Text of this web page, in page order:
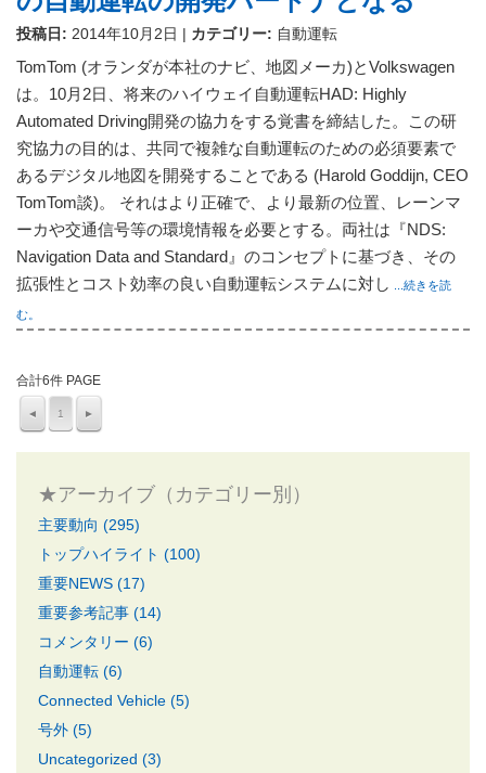
投稿日: 2014年10月2日 | カテゴリー: 自動運転
TomTom (オランダが本社のナビ、地図メーカ)とVolkswagen
は。10月2日、将来のハイウェイ自動運転HAD: Highly
Automated Driving開発の協力をする覚書を締結した。この研
究協力の目的は、共同で複雑な自動運転のための必須要素で
あるデジタル地図を開発することである (Harold Goddijn, CEO
TomTom談)。 それはより正確で、より最新の位置、レーンマ
ーカや交通信号等の環境情報を必要とする。両社は『NDS:
Navigation Data and Standard』のコンセプトに基づき、その
拡張性とコスト効率の良い自動運転システムに対し
...続きを読
む。
合計6件 PAGE
◄ 1 ►
★アーカイブ（カテゴリー別）
主要動向 (295)
トップハイライト (100)
重要NEWS (17)
重要参考記事 (14)
コメンタリー (6)
自動運転 (6)
Connected Vehicle (5)
号外 (5)
Uncategorized (3)